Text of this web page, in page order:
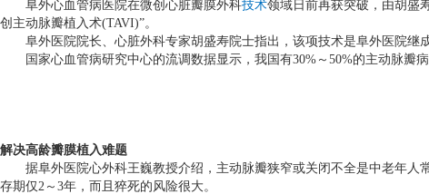
阜外心血管病医院在微创心脏瓣膜外科技术领域日前再获突破，由胡盛
创主动脉瓣植入术(TAVI)”。
阜外医院院长、心脏外科专家胡盛寿院士指出，该项技术是阜外医院继
国家心血管病研究中心的流调数据显示，我国有30% ～ 50%的主动脉瓣
解决高龄瓣膜植入难题
据阜外医院心外科王巍教授介绍，主动脉瓣狭窄或关闭不全是中老年人常
存期仅2 ～ 3年，而且猝死的风险很大。